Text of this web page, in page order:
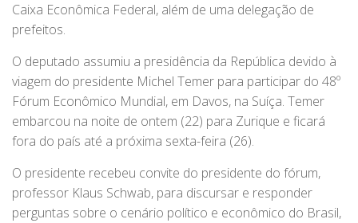
Caixa Econômica Federal, além de uma delegação de
prefeitos.
O deputado assumiu a presidência da República devido à
viagem do presidente Michel Temer para participar do 48º
Fórum Econômico Mundial, em Davos, na Suíça. Temer
embarcou na noite de ontem (22) para Zurique e ficará
fora do país até a próxima sexta-feira (26).
O presidente recebeu convite do presidente do fórum,
professor Klaus Schwab, para discursar e responder
perguntas sobre o cenário político e econômico do Brasil,